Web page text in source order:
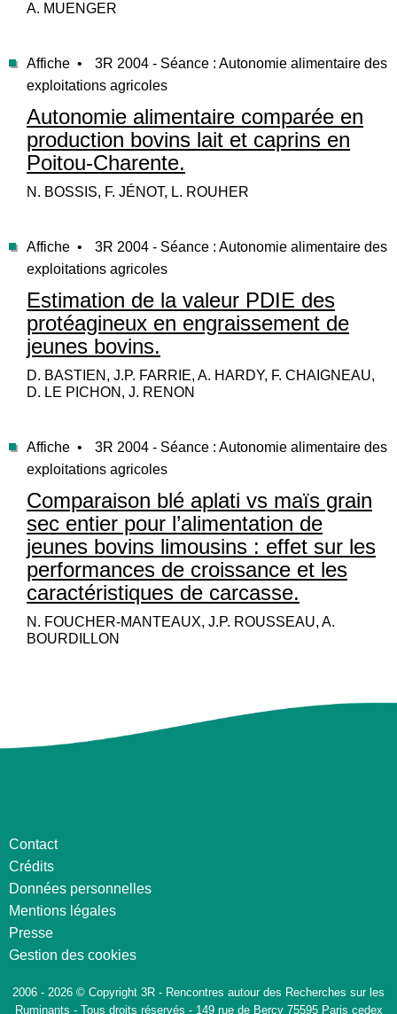
A. MUENGER
Affiche •
3R 2004 - Séance : Autonomie alimentaire des
exploitations agricoles
Autonomie alimentaire comparée en
production bovins lait et caprins en
Poitou-Charente.
N. BOSSIS, F. JÉNOT, L. ROUHER
Affiche •
3R 2004 - Séance : Autonomie alimentaire des
exploitations agricoles
Estimation de la valeur PDIE des
protéagineux en engraissement de
jeunes bovins.
D. BASTIEN, J.P. FARRIE, A. HARDY, F. CHAIGNEAU,
D. LE PICHON, J. RENON
Affiche •
3R 2004 - Séance : Autonomie alimentaire des
exploitations agricoles
Comparaison blé aplati vs maïs grain
sec entier pour l’alimentation de
jeunes bovins limousins : effet sur les
performances de croissance et les
caractéristiques de carcasse.
N. FOUCHER-MANTEAUX, J.P. ROUSSEAU, A.
BOURDILLON
Contact
Crédits
Données personnelles
Mentions légales
Presse
Gestion des cookies
2006 - 2026 © Copyright 3R - Rencontres autour des Recherches sur les
Ruminants - Tous droits réservés - 149 rue de Bercy 75595 Paris cedex